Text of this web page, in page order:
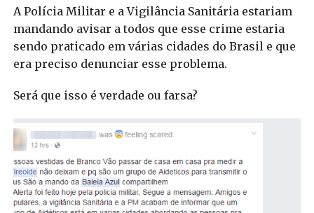
A Polícia Militar e a Vigilância Sanitária estariam
mandando avisar a todos que esse crime estaria
sendo praticado em várias cidades do Brasil e que
era preciso denunciar esse problema.
Será que isso é verdade ou farsa?